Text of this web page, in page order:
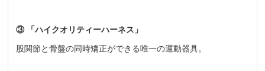
③ 「ハイクオリティーハーネス」
股関節と骨盤の同時矯正ができる唯一の運動器具。